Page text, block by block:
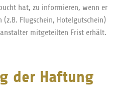
hat, zu informieren, wenn er
Flugschein, Hotelgutschein)
mitgeteilten Frist erhält.
der Haftung